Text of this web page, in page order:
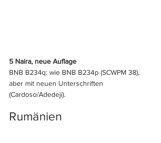
5 Naira, neue Auflage
BNB B234q: wie BNB B234p (SCWPM 38),
aber mit neuen Unterschriften
(Cardoso/Adedeji).
Rumänien